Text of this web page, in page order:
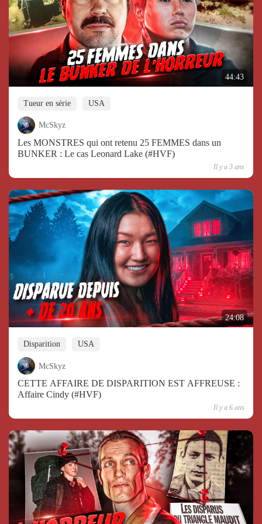
44:43
Tueur en série USA
McSkyz
Les MONSTRES qui ont retenu 25 FEMMES dans un
BUNKER : Le cas Leonard Lake (#HVF)
Il y a 3 ans
24:08
Disparition USA
McSkyz
CETTE AFFAIRE DE DISPARITION EST AFFREUSE :
Affaire Cindy (#HVF)
Il y a 6 ans